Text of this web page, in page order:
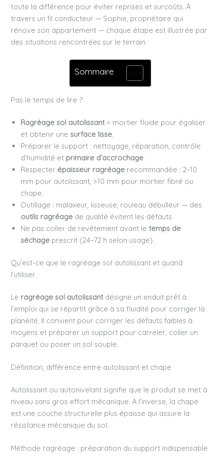
toute la différence pour éviter reprises et surcoûts. À
travers un fil conducteur — Sophie, propriétaire qui
rénove son appartement — chaque étape est illustrée par
des situations rencontrées sur le terrain.
Sommaire
Pas le temps de lire ?
Ragréage sol autolissant = mortier fluide pour égaliser
et obtenir unesurface lisse.
Préparer le support : nettoyage, réparation, contrôle
d’humidité et primaire d’accrochage.
Respecter épaisseur ragréage recommandée : 2–10
mm pour autolissant, >10 mm pour mortier fibré ou
chape.
Outillage : malaxeur, lisseuse, rouleau débulleur — des
outils ragréage de qualité évitent les défauts.
Ne pas coller de revêtement avant letemps de
séchage prescrit (24–72 h selon usage).
Qu’est-ce que le ragréage sol autolissant et quand
l’utiliser
Le ragréage sol autolissant désigne un enduit prêt à
l’emploi qui se répartit grâce à sa fluidité pour corriger la
planéité. Il convient pour corriger les défauts faibles à
moyens et préparer un support pour carreler, coller un
parquet ou poser un sol souple.
Définition, différence entre autolissant et chape
Autolissant ou autonivelant signifie que le produit se met à
niveau sans gros effort mécanique. À l’inverse, la chape
est une couche structurelle plus épaisse qui assure la
résistance mécanique du sol.
Méthode ragréage : préparation du support indispensable